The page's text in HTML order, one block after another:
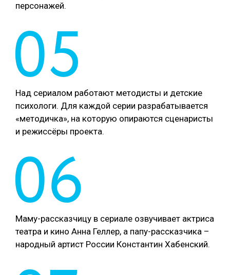
персонажей.
05
Над сериалом работают методисты и детские
психологи. Для каждой серии разрабатывается
«методичка», на которую опираются сценаристы
и режиссёры проекта.
06
Маму-рассказчицу в сериале озвучивает актриса
театра и кино Анна Геллер, а папу-рассказчика –
народный артист России Константин Хабенский.